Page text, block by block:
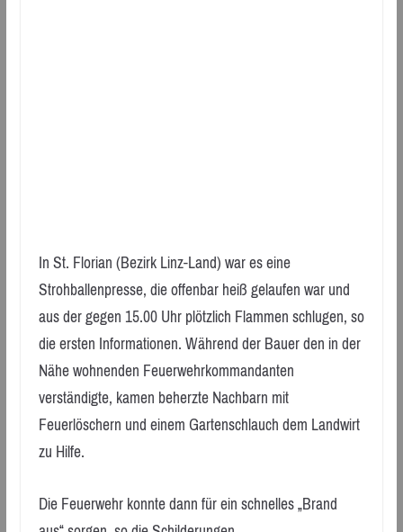
In St. Florian (Bezirk Linz-Land) war es eine
Strohballenpresse, die offenbar heiß gelaufen war und
aus der gegen 15.00 Uhr plötzlich Flammen schlugen, so
die ersten Informationen. Während der Bauer den in der
Nähe wohnenden Feuerwehrkommandanten
verständigte, kamen beherzte Nachbarn mit
Feuerlöschern und einem Gartenschlauch dem Landwirt
zu Hilfe.
Die Feuerwehr konnte dann für ein schnelles „Brand